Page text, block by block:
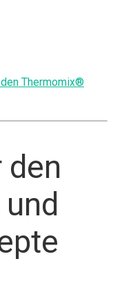
Thermomix®
den